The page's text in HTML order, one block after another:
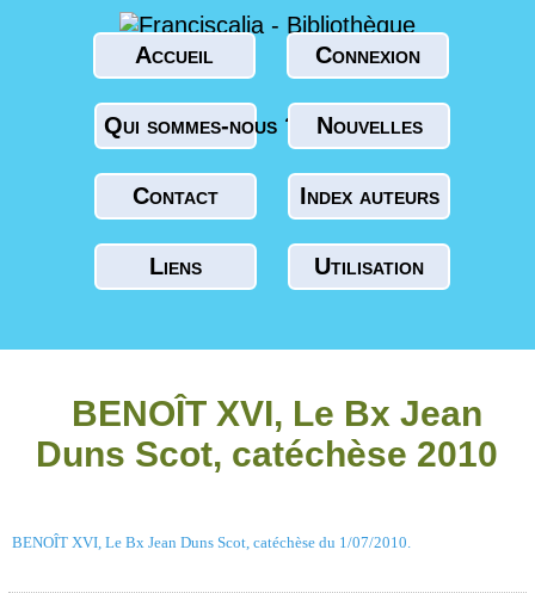
Accueil Connexion
Qui sommes-nous ? Nouvelles
Contact Index auteurs
Liens Utilisation
BENOÎT XVI, Le Bx Jean
Duns Scot, catéchèse 2010
BENOÎT XVI, Le Bx Jean Duns Scot, catéchèse du 1/07/2010.